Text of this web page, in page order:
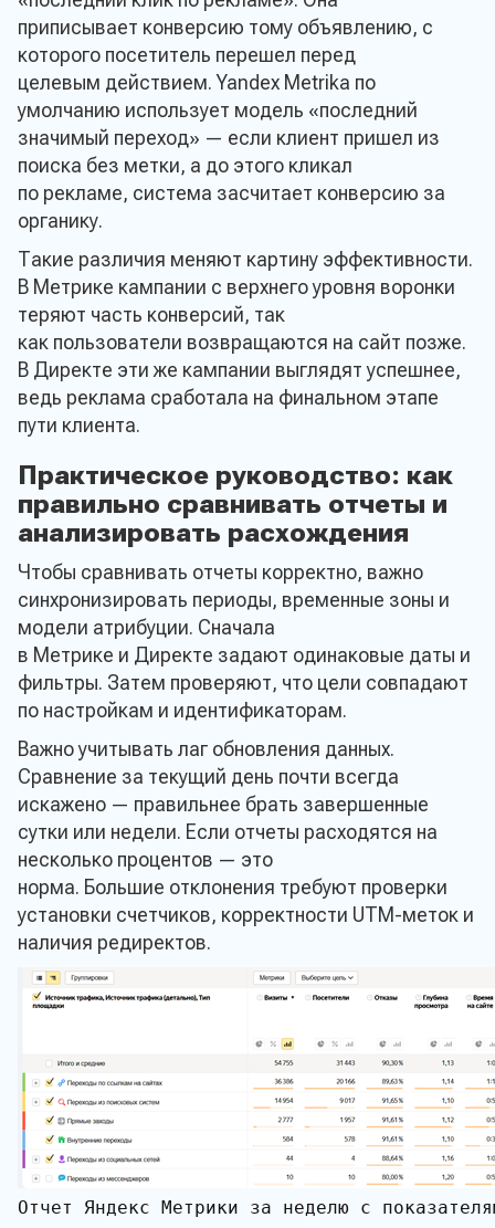
приписывает конверсию тому объявлению, с
которого посетитель перешел перед
целевым действием. Yandex Metrika по
умолчанию использует модель «последний
значимый переход» — если клиент пришел из
поиска без метки, а до этого кликал
по рекламе, система засчитает конверсию за
органику.
Такие различия меняют картину эффективности.
В Метрике кампании с верхнего уровня воронки
теряют часть конверсий, так
как пользователи возвращаются на сайт позже.
В Директе эти же кампании выглядят успешнее,
ведь реклама сработала на финальном этапе
пути клиента.
Практическое руководство: как
правильно сравнивать отчеты и
анализировать расхождения
Чтобы сравнивать отчеты корректно, важно
синхронизировать периоды, временные зоны и
модели атрибуции. Сначала
в Метрике и Директе задают одинаковые даты и
фильтры. Затем проверяют, что цели совпадают
по настройкам и идентификаторам.
Важно учитывать лаг обновления данных.
Сравнение за текущий день почти всегда
искажено — правильнее брать завершенные
сутки или недели. Если отчеты расходятся на
несколько процентов — это
норма. Большие отклонения требуют проверки
установки счетчиков, корректности UTM-меток и
наличия редиректов.
Отчет Яндекс Метрики за неделю с
Оставить
продукции
Имя*
Ваше сообщение
Email*
Даю согласие на обработку моих персональных
конфеденциальности сайта
Отправить